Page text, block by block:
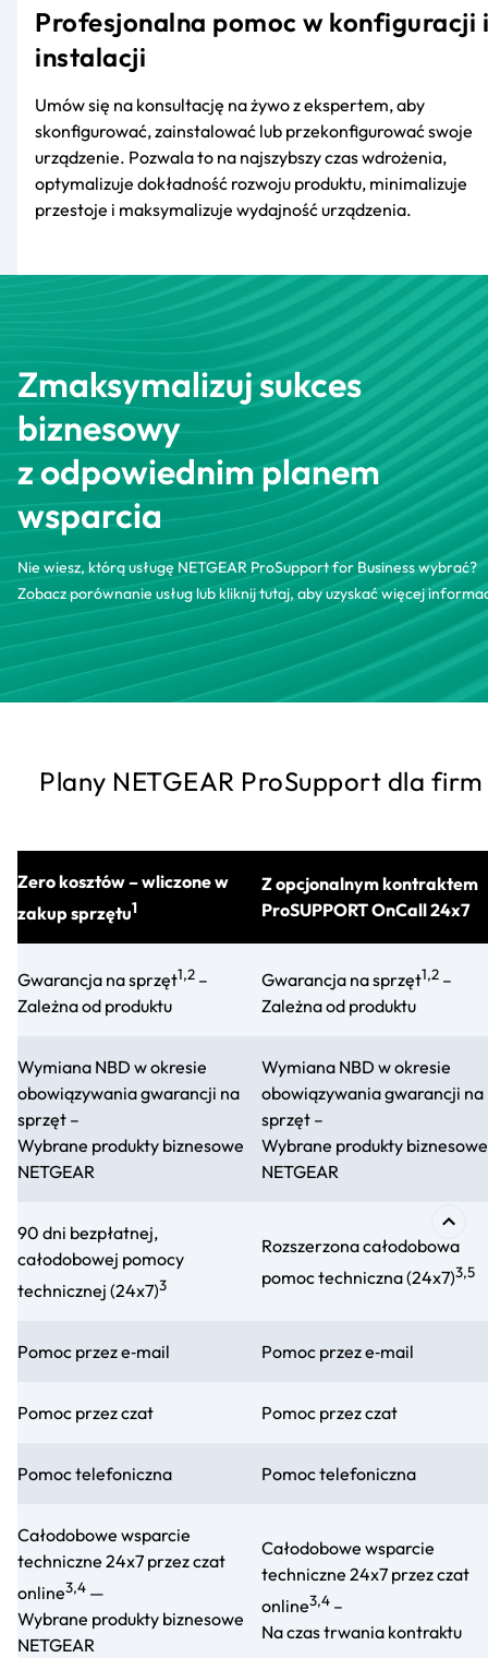
Profesjonalna pomoc w konfiguracji i
instalacji
Umów się na konsultację na żywo z ekspertem, aby
skonfigurować, zainstalować lub przekonfigurować swoje
urządzenie. Pozwala to na najszybszy czas wdrożenia,
optymalizuje dokładność rozwoju produktu, minimalizuje
przestoje i maksymalizuje wydajność urządzenia.
Zmaksymalizuj sukces
biznesowy
z odpowiednim planem
wsparcia
Nie wiesz, którą usługę NETGEAR ProSupport for Business wybrać?
Zobacz porównanie usług lub kliknij tutaj, aby uzyskać więcej
Plany NETGEAR ProSupport dla firm
Zero kosztów – wliczone w
zakup sprzętu1
Z opcjonalnym kontraktem
ProSUPPORT OnCall 24x7
Gwarancja na sprzęt1,2 –
Zależna od produktu
Gwarancja na sprzęt1,2 –
Zależna od produktu
Wymiana NBD w okresie
obowiązywania gwarancji na
sprzęt –
Wybrane produkty biznesowe
NETGEAR
Wymiana NBD w okresie
obowiązywania gwarancji na
sprzęt –
Wybrane produkty biznesowe
NETGEAR
90 dni bezpłatnej,
całodobowej pomocy
technicznej (24x7)3
Rozszerzona całodobowa
pomoc techniczna (24x7)3,5
Pomoc przez e‑mail Pomoc przez e‑mail
Pomoc przez czat Pomoc przez czat
Pomoc telefoniczna Pomoc telefoniczna
Całodobowe wsparcie
techniczne 24x7 przez czat
online3,4 —
Wybrane produkty biznesowe
NETGEAR
Całodobowe wsparcie
techniczne 24x7 przez czat
online3,4 –
Na czas trwania kontraktu